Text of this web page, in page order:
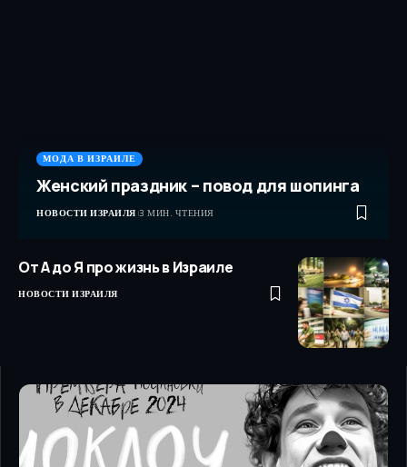
МОДА В ИЗРАИЛЕ
Женский праздник – повод для шопинга
НОВОСТИ ИЗРАИЛЯ 3 МИН. ЧТЕНИЯ
От А до Я про жизнь в Израиле
НОВОСТИ ИЗРАИЛЯ